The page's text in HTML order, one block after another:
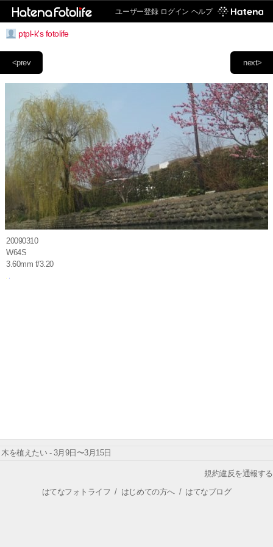
ユーザー登録 ログイン ヘルプ
ptpl-k's fotolife
next>
<prev
20090310
W64S
3.60mm f/3.20
木を植えたい - 3月9日〜3月15日
規約違反を通報する
はてなフォトライフ / はじめての方へ/ はてなブログ